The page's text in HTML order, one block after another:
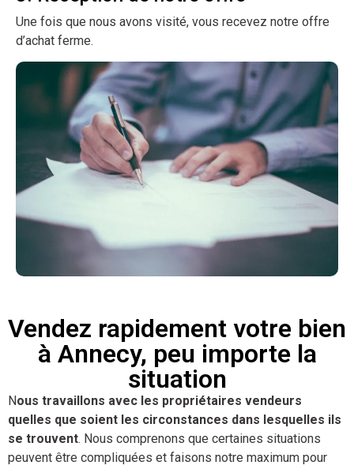
Une fois que nous avons visité, vous recevez notre offre
d’achat ferme.
Vendez rapidement votre bien
à Annecy, peu importe la
situation
Nous travaillons avec les propriétaires vendeurs
quelles que soient les circonstances dans lesquelles ils
se trouvent. Nous comprenons que certaines situations
peuvent être compliquées et faisons notre maximum pour